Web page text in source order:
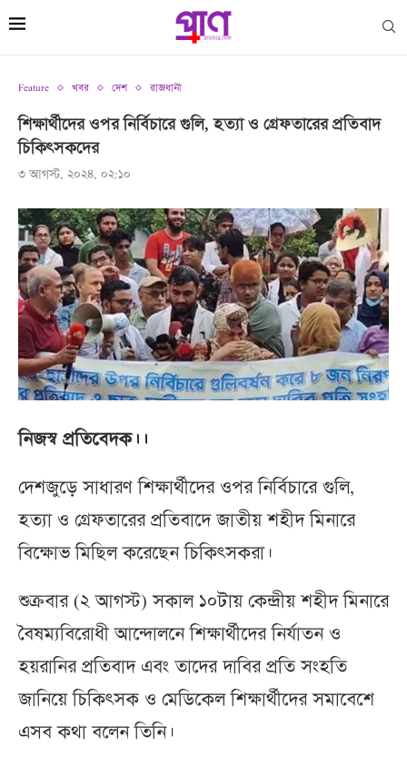
Feature খবর দেশ রাজধানী
শিক্ষার্থীদের ওপর নির্বিচারে গুলি, হত্যা ও গ্রেফতারের প্রতিবাদ
চিকিৎসকদের
৩ আগস্ট, ২০২৪, ০২:১০
নিজস্ব প্রতিবেদক।।
দেশজুড়ে সাধারণ শিক্ষার্থীদের ওপর নির্বিচারে গুলি,
হত্যা ও গ্রেফতারের প্রতিবাদে জাতীয় শহীদ মিনারে
বিক্ষোভ মিছিল করেছেন চিকিৎসকরা।
শুক্রবার (২ আগস্ট) সকাল ১০টায় কেন্দ্রীয় শহীদ মিনারে
বৈষম্যবিরোধী আন্দোলনে শিক্ষার্থীদের নির্যাতন ও
হয়রানির প্রতিবাদ এবং তাদের দাবির প্রতি সংহতি
জানিয়ে চিকিৎসক ও মেডিকেল শিক্ষার্থীদের সমাবেশে
এসব কথা বলেন তিনি।